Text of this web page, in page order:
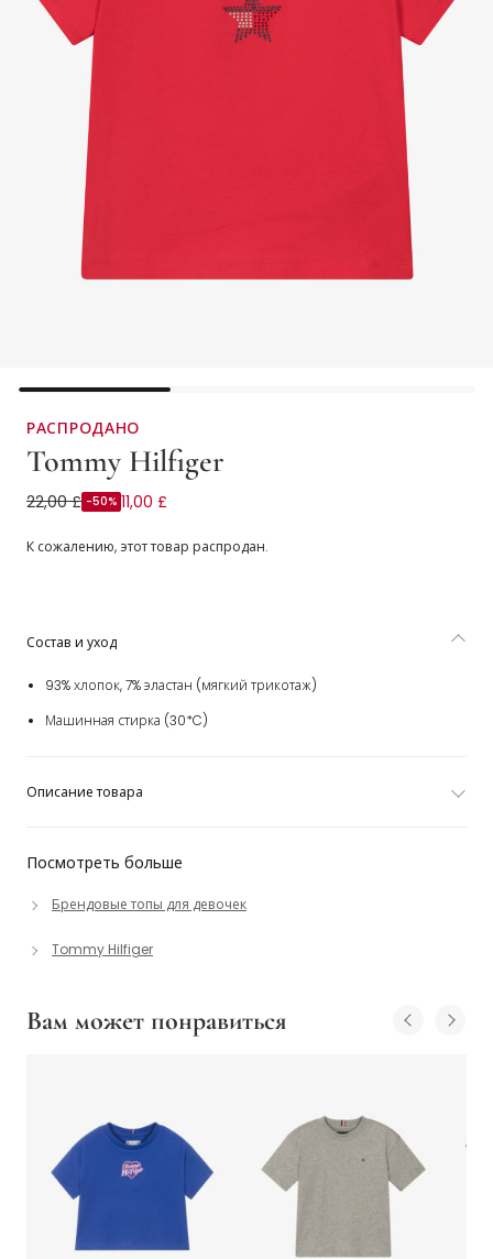
РАСПРОДАНО
Tommy Hilfiger
Футболка из хлопкового трикотажа с красной звездой из
22,00 £ -50% 11,00 £
К сожалению, этот товар распродан.
Посмотреть больше
Брендовые топы для девочек
Tommy Hilfiger
Состав и уход
93% хлопок, 7% эластан (мягкий трикотаж)
Машинная стирка (30*C)
Описание товара
Вам может понравиться